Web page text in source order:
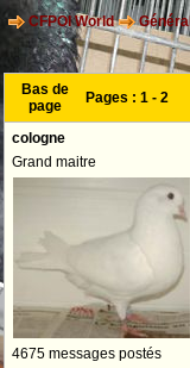
CFPOI World
Bas de
page
Pages : 1 - 2
cologne
Grand maitre
4675 messages postés